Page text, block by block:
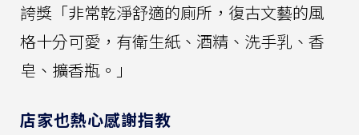
誇獎「非常乾淨舒適的廁所，復古文藝的風
格十分可愛，有衛生紙、酒精、洗手乳、香
皂、擴香瓶。」
店家也熱心感謝指教